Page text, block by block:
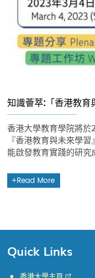
知識薈萃:「香港教育
香港大學教育學院將於
『香港教育與未來學
能啟發教育實踐的研究
Read More
Quick Links